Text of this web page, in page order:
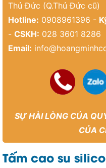
Thủ Đức (Q.Thủ Đức cũ)
Hotline: 0908961396 -
- CSKH: 028 3601 8286
Email:
SỰ HÀI LÒNG CỦA
CỦA
Tấm cao su